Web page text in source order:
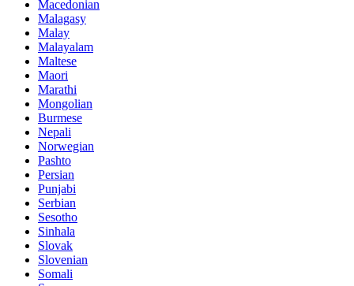
Macedonian
Malagasy
Malay
Malayalam
Maltese
Maori
Marathi
Mongolian
Burmese
Nepali
Norwegian
Pashto
Persian
Punjabi
Serbian
Sesotho
Sinhala
Slovak
Slovenian
Somali